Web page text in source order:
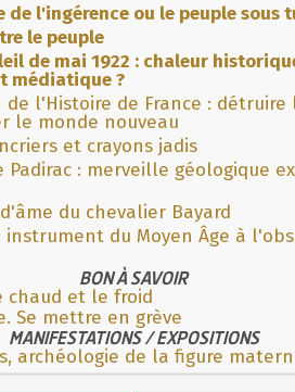
de l'ingérence ou le peuple sous
le peuple
de mai 1922 : chaleur
médiatique ?
l'Histoire de France : détruire
le monde nouveau
et crayons jadis
Padirac : merveille géologique
du chevalier Bayard
instrument du Moyen Âge à
BON À SAVOIR
chaud et le froid
Se mettre en grève
MANIFESTATIONS / EXPOSITIONS
archéologie de la figure